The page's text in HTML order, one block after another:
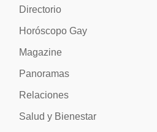
Directorio
Horóscopo Gay
Magazine
Panoramas
Relaciones
Salud y Bienestar